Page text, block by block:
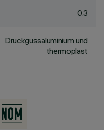
0.3
Druckgussaluminium und
thermoplast